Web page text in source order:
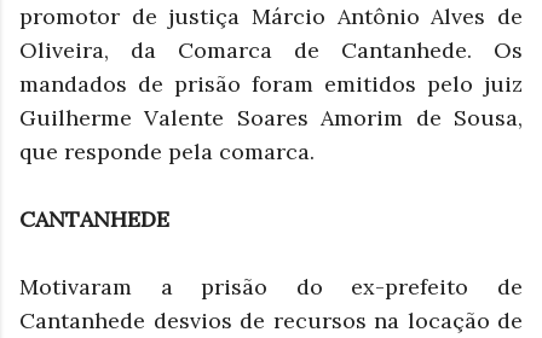
promotor de justiça Márcio Antônio Alves de
Oliveira, da Comarca de Cantanhede. Os
mandados de prisão foram emitidos pelo juiz
Guilherme Valente Soares Amorim de Sousa,
que responde pela comarca.
CANTANHEDE
Motivaram a prisão do ex-prefeito de
Cantanhede desvios de recursos na locação de